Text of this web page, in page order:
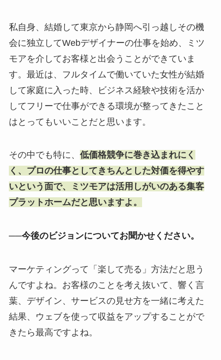
私自身、結婚して東京から静岡へ引っ越しその機
会に独立してWebデザイナーの仕事を始め、ミツ
モアを介してお客様と出会うことができていま
す。最近は、フルタイムで働いていた女性が結婚
して家庭に入った時、ビジネス経験や技術を活か
してフリーで仕事ができる環境が整ってきたこと
はとってもいいことだと思います。
その中でも特に、 低価格競争に巻き込まれにく
く、プロの仕事としてきちんとした対価を得やす
いという面で、ミツモアは活用しがいのある集客
プラットホームだと思いますよ。
──今後のビジョンについてお聞かせください。
マーケティングって「楽して売る」方法だと思う
んですよね。お客様のことを考え抜いて、響く言
葉、デザイン、サービスの見せ方を一緒に考えた
結果、ウェブを使って収益をアップすることがで
きたら最高ですよね。